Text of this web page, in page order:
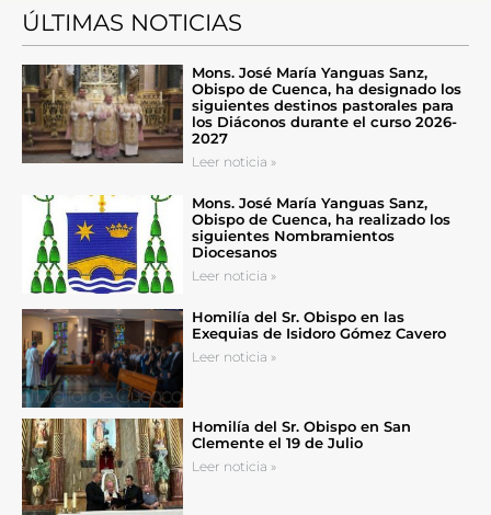
ÚLTIMAS NOTICIAS
Mons. José María Yanguas Sanz,
Obispo de Cuenca, ha designado los
siguientes destinos pastorales para
los Diáconos durante el curso 2026-
2027
Leer noticia »
Mons. José María Yanguas Sanz,
Obispo de Cuenca, ha realizado los
siguientes Nombramientos
Diocesanos
Leer noticia »
Homilía del Sr. Obispo en las
Exequias de Isidoro Gómez Cavero
Leer noticia »
Homilía del Sr. Obispo en San
Clemente el 19 de Julio
Leer noticia »